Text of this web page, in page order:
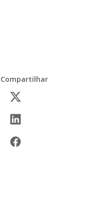
Compartilhar